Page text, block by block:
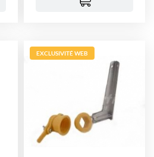
EXCLUSIVITÉ WEB